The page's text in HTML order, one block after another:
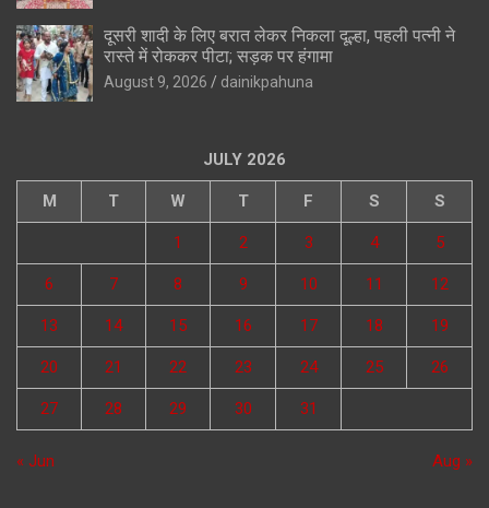
दूसरी शादी के लिए बरात लेकर निकला दूल्हा, पहली पत्नी ने
रास्ते में रोककर पीटा; सड़क पर हंगामा
August 9, 2026 dainikpahuna
JULY 2026
M T W T F S S
1 2 3 4 5
6 7 8 9 10 11 12
13 14 15 16 17 18 19
20 21 22 23 24 25 26
27 28 29 30 31
« Jun Aug »